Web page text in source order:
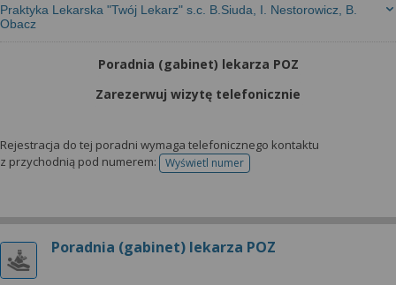
Praktyka Lekarska "Twój Lekarz" s.c. B.Siuda, I. Nestorowicz, B.
Obacz
Poradnia (gabinet) lekarza POZ
Zarezerwuj wizytę telefonicznie
Rejestracja do tej poradni wymaga telefonicznego kontaktu
z przychodnią pod numerem:
Wyświetl numertelefonu do rejestracji
Poradnia (gabinet) lekarza POZ